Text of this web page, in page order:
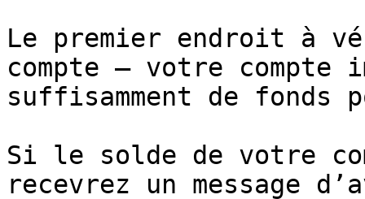
Le premier endroit à
compte — votre compte
suffisamment de fonds
Si le solde de votre
recevrez un message